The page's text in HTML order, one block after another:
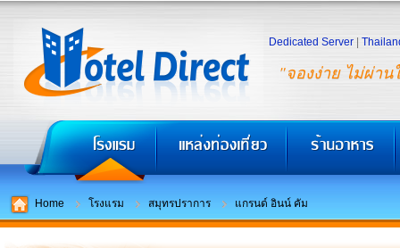
"จองง่าย ไม่ผ่าน
Dedicated Server
Home โรงแรม สมุทรปราการ แกรนด์ อินน์ คัม